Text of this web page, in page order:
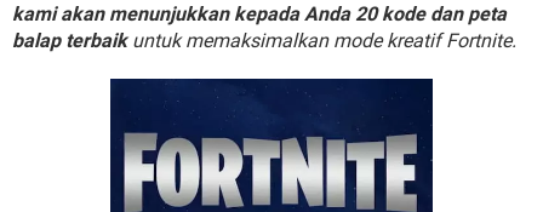
kami akan menunjukkan kepada Anda 20 kode dan peta
balap terbaikuntuk memaksimalkan mode kreatif Fortnite.